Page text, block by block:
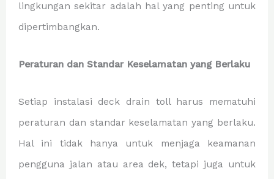
lingkungan sekitar adalah hal yang penting untuk
dipertimbangkan.
Peraturan dan Standar Keselamatan yang Berlaku
Setiap instalasi deck drain toll harus mematuhi
peraturan dan standar keselamatan yang berlaku.
Hal ini tidak hanya untuk menjaga keamanan
pengguna jalan atau area dek, tetapi juga untuk